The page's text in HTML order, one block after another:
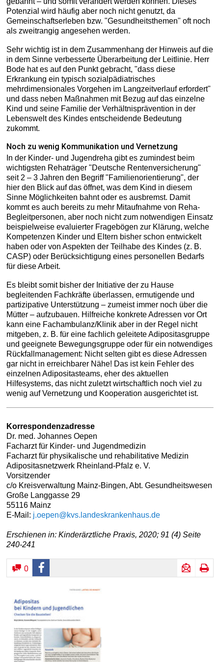
Potenzial wird häufig aber noch nicht genutzt, da
Gemeinschaftserleben bzw. "Gesundheitsthemen" oft noch
als zweitrangig angesehen werden.
Sehr wichtig ist in dem Zusammenhang der Hinweis auf die
in dem Sinne verbesserte Überarbeitung der Leitlinie. Herr
Bode hat es auf den Punkt gebracht, "dass diese
Erkrankung ein typisch sozialpädiatrisches
mehrdimensionales Vorgehen im Langzeitverlauf erfordert"
und dass neben Maßnahmen mit Bezug auf das einzelne
Kind und seine Familie der Verhältnisprävention in der
Lebenswelt des Kindes entscheidende Bedeutung
zukommt.
Noch zu wenig Kommunikation und Vernetzung
In der Kinder- und Jugendreha gibt es zumindest beim
wichtigsten Rehaträger "Deutsche Rentenversicherung"
seit 2 – 3 Jahren den Begriff "Familienorientierung", der
hier den Blick auf das öffnet, was dem Kind in diesem
Sinne Möglichkeiten bahnt oder es ausbremst. Damit
kommt es auch bereits zu mehr Mitaufnahme von Reha-
Begleitpersonen, aber noch nicht zum notwendigen Einsatz
beispielweise evaluierter Fragebögen zur Klärung, welche
Kompetenzen Kinder und Eltern bisher schon entwickelt
haben oder von Aspekten der Teilhabe des Kindes (z. B.
CASP) oder Berücksichtigung eines personellen Bedarfs
für diese Arbeit.
Es bleibt somit bisher der Initiative der zu Hause
begleitenden Fachkräfte überlassen, ermutigende und
partizipative Unterstützung – zumeist immer noch über die
Mütter – aufzubauen. Hilfreiche konkrete Adressen vor Ort
kann eine Fachambulanz/Klinik aber in der Regel nicht
mitgeben, z. B. für eine fachlich geleitete Adipositasgruppe
und geeignete Bewegungsgruppe oder für ein notwendiges
Rückfallmanagement: Nicht selten gibt es diese Adressen
gar nicht in erreichbarer Nähe! Das ist kein Fehler des
einzelnen Adipositasteams, eher des aktuellen
Hilfesystems, das nicht zuletzt wirtschaftlich noch viel zu
wenig auf Vernetzung und Kooperation ausgerichtet ist.
Korrespondenzadresse
Dr. med. Johannes Oepen
Facharzt für Kinder- und Jugendmedizin
Facharzt für physikalische und rehabilitative Medizin
Adipositasnetzwerk Rheinland-Pfalz e. V.
Vorsitzender
c/o Kreisverwaltung Mainz-Bingen, Abt. Gesundheitswesen
Große Langgasse 29
55116 Mainz
E-Mail: j.oepen@kvs.landeskrankenhaus.de
Erschienen in: Kinderärztliche Praxis, 2020; 91 (4) Seite
240-241
0